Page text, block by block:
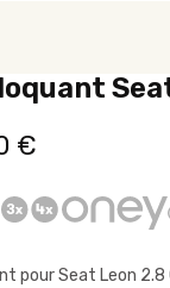
€
pour Seat Leon 2.8